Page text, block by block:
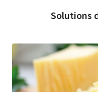
Solutions